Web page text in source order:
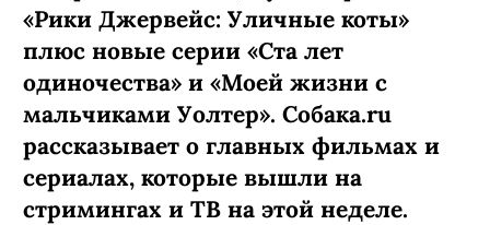
«Рики Джервейс: Уличные коты»
плюс новые серии «Ста лет
одиночества» и «Моей жизни с
мальчиками Уолтер». Собака.ru
рассказывает о главных фильмах и
сериалах, которые вышли на
стримингах и ТВ на этой неделе.